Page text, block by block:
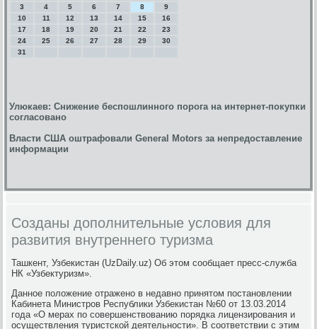
3
4 5 6 7 8
9
10
11 12 13 14 15
16
17
18 19 20 21 22
23
24
25 26 27 28 29
30
31
Улюкаев: Снижение беспошлинного порога на интернет-покупки
согласовано
Власти США оштрафовали General Motors за непредоставление
информации
Созданы дополнительные условия для
развития внутреннего туризма
Ташкент, Узбекистан (UzDaily.uz) Об этом сообщает пресс-служба
НК «Узбектуризм».
Данное положение отражено в недавно принятом постановлении
Кабинета Министров Республики Узбекистан №60 от 13.03.2014
года «О мерах по совершенствованию порядка лицензирования и
осуществления туристской деятельности». В соответствии с этим